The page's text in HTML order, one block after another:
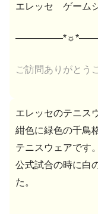
エレッセ ゲーム
ご訪問ありがとう
エレッセのテニス
紺色に緑色の千鳥
テニスウェアです。
公式試合の時に白
た。